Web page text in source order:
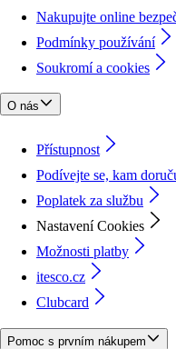
Nakupujte online
Podmínky používání
Soukromí a cookies
O nás
Přístupnost
Podívejte se, kam
Poplatek za službu
Nastavení Cookies
Možnosti platby
itesco.cz
Clubcard
Pomoc s prvním nákupem